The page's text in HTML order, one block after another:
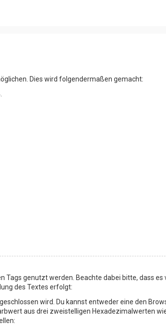
Dies wird folgendermaßen gemacht:
Tags genutzt werden. Beachte dabei bitte, dass es
des Textes erfolgt:
wird. Du kannst entweder eine den
aus drei zweistelligen Hexadezimalwerten